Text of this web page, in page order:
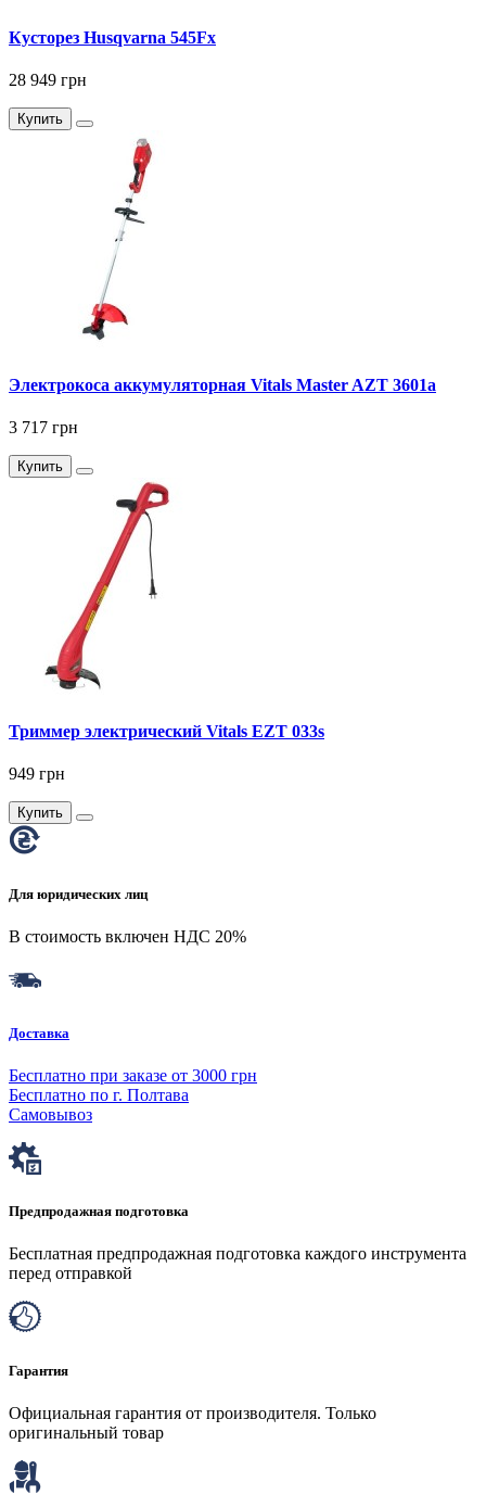
Кусторез Husqvarna 545Fx
28 949 грн
Купить
Электрокоса аккумуляторная Vitals Master AZT 3601a
3 717 грн
Купить
Триммер электрический Vitals EZT 033s
949 грн
Купить
Для юридических лиц
В стоимость включен НДС 20%
Доставка
Бесплатно при заказе от 3000 грн
Бесплатно по г. Полтава
Самовывоз
Предпродажная подготовка
Бесплатная предпродажная подготовка каждого инструмента
перед отправкой
Гарантия
Официальная гарантия от производителя. Только
оригинальный товар